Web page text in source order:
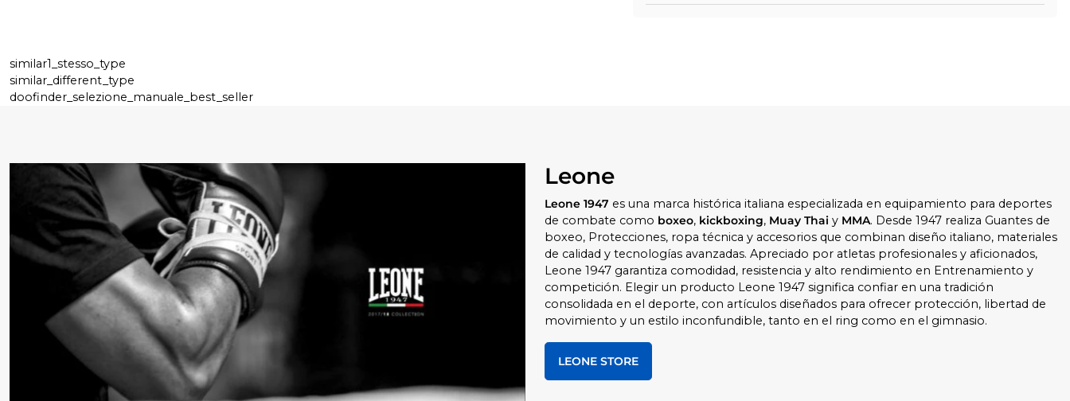
similar1_stesso_type
similar_different_type
doofinder_selezione_manuale_best_seller
Leone
Leone 1947 es una marca histórica italiana especializada en equipamiento para deportes
de combate como boxeo, kickboxing, Muay Thai y MMA. Desde 1947 realiza Guantes de
boxeo, Protecciones, ropa técnica y accesorios que combinan diseño italiano, materiales
de calidad y tecnologías avanzadas. Apreciado por atletas profesionales y aficionados,
Leone 1947 garantiza comodidad, resistencia y alto rendimiento en Entrenamiento y
competición. Elegir un producto Leone 1947 significa confiar en una tradición
consolidada en el deporte, con artículos diseñados para ofrecer protección, libertad de
movimiento y un estilo inconfundible, tanto en el ring como en el gimnasio.
LEONE STORE